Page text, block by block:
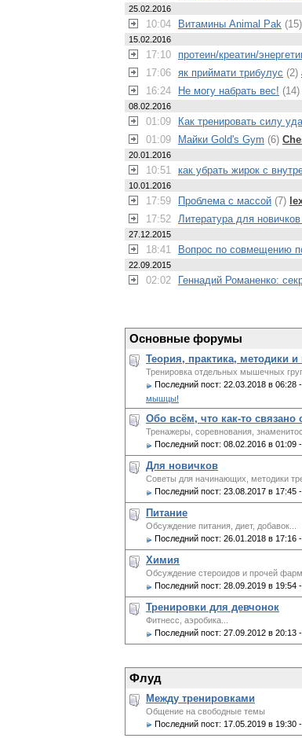
25.02.2016
10:04 Витамины Animal Pak (15)
15.02.2016
17:10 протеин/креатин/
17:06 як приймати трибулус (2)
16:24 Не могу набрать вес! (14)
08.02.2016
01:09 Как тренировать силу
01:09 Майки Gold's Gym (6)
20.01.2016
10:51 как убрать жирок с
10.01.2016
17:59 Проблема с массой (7)
17:52 Литература для
27.12.2015
18:41 Вопрос по совмещению
22.09.2015
02:02 Геннадий Романенко:
Основные форумы
Теория, практика, методики
Тренировка отдельных мышечных
Последний пост: 22.03.2018 в 06:28
мышцы!
Обо всём, что как-то связано
Тренажеры, соревнования,
Последний пост: 08.02.2016 в 01:09
Для новичков
Советы для начинающих, методики
Последний пост: 23.08.2017 в 17:45
Питание
Обсуждение питания, диет, добавок...
Последний пост: 26.01.2018 в 17:16
Химия
Обсуждение стероидов и прочей
Последний пост: 28.09.2019 в 19:54
Тренировки для девчонок
Фитнесс, аэробика...
Последний пост: 27.09.2012 в 20:13
Флуд
Между тренировками
Общение на свободные темы
Последний пост: 17.05.2019 в 19:30